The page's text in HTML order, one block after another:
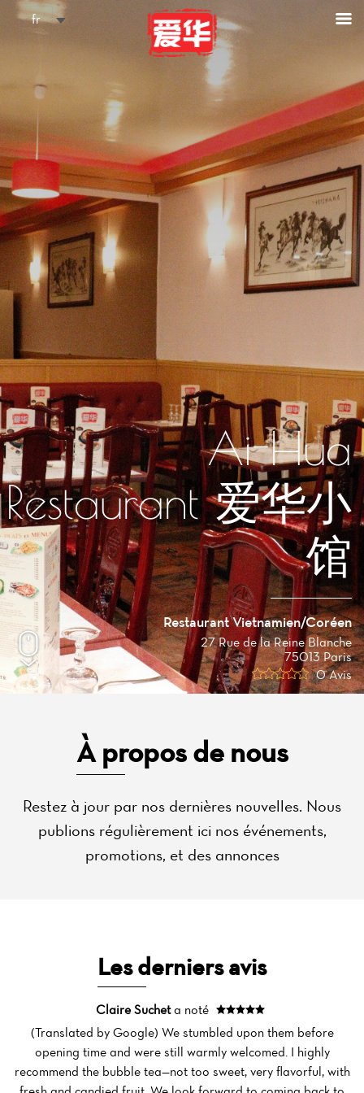
fr
Ai-Hua
Restaurant 爱华小
馆
Restaurant Vietnamien/Coréen
27 Rue de la Reine Blanche
75013 Paris
0 Avis
À propos de nous
Restez à jour par nos dernières nouvelles. Nous
publions régulièrement ici nos événements,
promotions, et des annonces
Les derniers avis
Claire Sucheta noté
(Translated by Google) We stumbled upon them before
opening time and were still warmly welcomed. I highly
recommend the bubble tea—not too sweet, very flavorful, with
Cookies management panel